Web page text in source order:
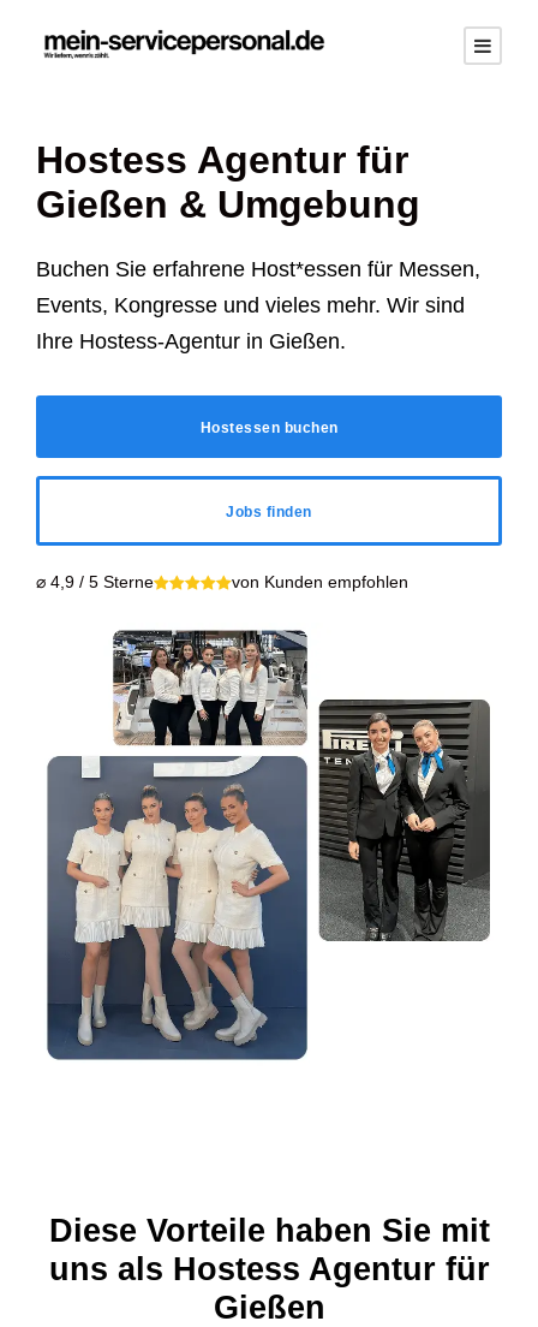
Hostess Agentur für
Gießen & Umgebung
Buchen Sie erfahrene Host*essen für Messen,
Events, Kongresse und vieles mehr. Wir sind
Ihre Hostess-Agentur in Gießen.
Hostessen buchen
Jobs finden
⌀ 4,9 / 5 Sterne von Kunden empfohlen
Diese Vorteile haben Sie mit
uns als Hostess Agentur für
Gießen